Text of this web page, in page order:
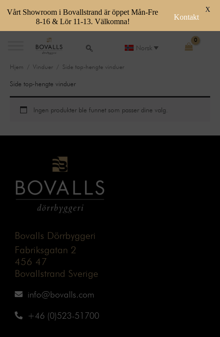
Norsk
Hjem / Vinduer / Side top-hengte vinduer
Side top-hengte vinduer
Ingen produkter ble funnet som passer dine valg.
Bovalls Dörrbyggeri
Fabriksgatan 2
456 47
Bovallstrand Sverige
info@bovalls.com
+46 (0)523-51700
Vårt Showroom i Bovallstrand är öppet Mån-Fre
8-16 & Lör 11-13. Välkomna!
Kontakt
X